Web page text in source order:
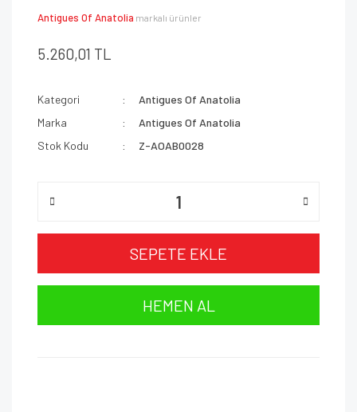
Antigues Of Anatolia markalı ürünler
5.260,01 TL
Kategori
Antigues Of Anatolia
Marka
Antigues Of Anatolia
Stok Kodu
Z-AOAB0028
SEPETE EKLE
HEMEN AL